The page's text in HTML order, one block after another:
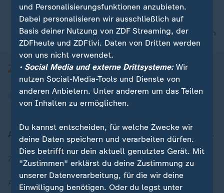
nach oben
Aktuell bei ZDFheute
Zuletzt veröffentlicht
Aktuelle Sendungs-Videos
und Personalisierungsfunktionen anzubieten.
Dabei personalisieren wir ausschließlich auf
Basis deiner Nutzung von ZDF Streaming, der
ZDFheute und ZDFtivi. Daten von Dritten werden
von uns nicht verwendet.
• Social Media und externe Drittsysteme:Wir
nutzen Social-Media-Tools und Dienste von
anderen Anbietern. Unter anderem um das Teilen
von Inhalten zu ermöglichen.
Du kannst entscheiden, für welche Zwecke wir
deine Daten speichern und verarbeiten dürfen.
Dies betrifft nur dein aktuell genutztes Gerät. Mit
"Zustimmen" erklärst du deine Zustimmung zu
unserer Datenverarbeitung, für die wir deine
Einwilligung benötigen. Oder du legst unter